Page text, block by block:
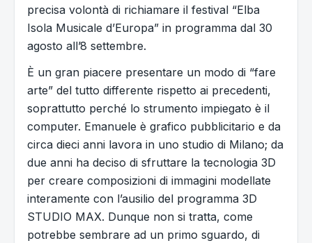
precisa volontà di richiamare il festival “Elba
Isola Musicale d’Europa” in programma dal 30
agosto all’8 settembre.
È un gran piacere presentare un modo di “fare
arte” del tutto differente rispetto ai precedenti,
soprattutto perché lo strumento impiegato è il
computer. Emanuele è grafico pubblicitario e da
circa dieci anni lavora in uno studio di Milano; da
due anni ha deciso di sfruttare la tecnologia 3D
per creare composizioni di immagini modellate
interamente con l’ausilio del programma 3D
STUDIO MAX. Dunque non si tratta, come
potrebbe sembrare ad un primo sguardo, di